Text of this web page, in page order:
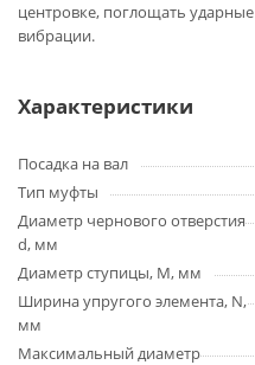
центровке, поглощать
вибрации.
Характеристики
Посадка на вал
Тип муфты
Диаметр чернового отверстия
d, мм
Диаметр ступицы, М, мм
Ширина упругого элемента, N,
мм
Максимальный диаметр